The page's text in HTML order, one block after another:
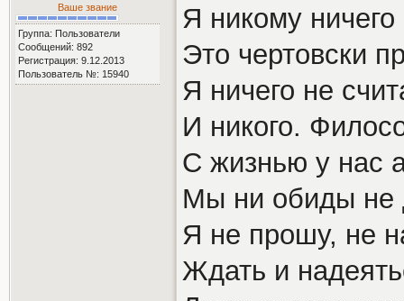
Ваше звание
Группа: Пользователи
Сообщений: 892
Регистрация: 9.12.2013
Пользователь №: 15940
Я никому
Это чертовски
Я ничего не
И никого.
С жизнью у нас
Мы ни обиды не
Я не прошу, не
Ждать и